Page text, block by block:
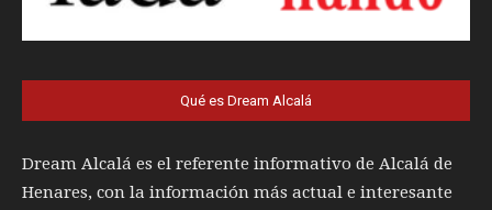
Qué es Dream Alcalá
Dream Alcalá es el referente informativo de Alcalá de
Henares, con la información más actual e interesante